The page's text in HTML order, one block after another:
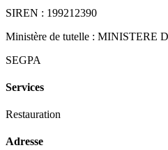
SIREN : 199212390
Ministère de tutelle : MINISTERE
SEGPA
Services
Restauration
Adresse